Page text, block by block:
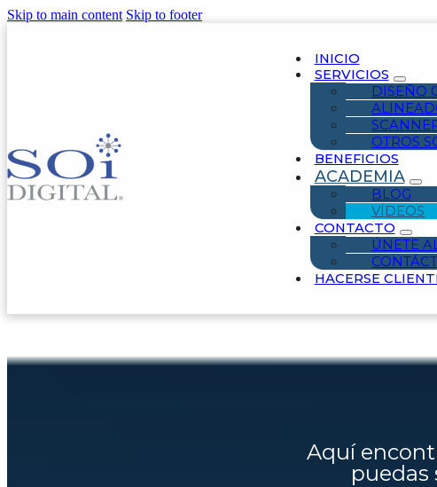
Skip to main content Skip to footer
INICIO
SERVICIOS
DISEÑO
OTROS
BENEFICIOS
ACADEMIA
BLOG
VÍDEOS
CONTACTO
ÚNETE
HACERSE
Aquí